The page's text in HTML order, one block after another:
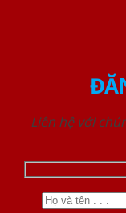
Liên hệ với